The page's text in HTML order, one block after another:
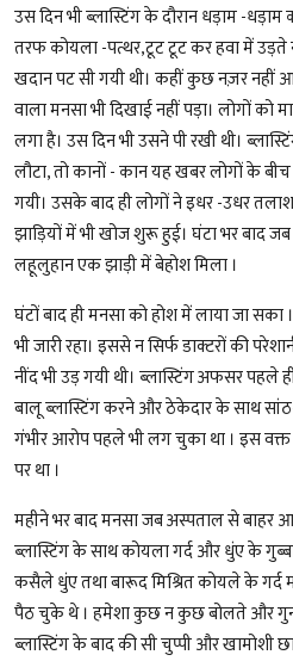
उस दिन भी ब्लास्टिंग के दौरान धड़ाम -
तरफ कोयला -पत्थर,टूट टूट कर हवा में
खदान पट सी गयी थी। कहीं कुछ नज़र नहीं
वाला मनसा भी दिखाई नहीं पड़ा। लोगों
लगा है। उस दिन भी उसने पी रखी थी।
लौटा, तो कानों - कान यह खबर लोगों के
गयी। उसके बाद ही लोगों ने इधर -उधर
झाड़ियों में भी खोज शुरू हुई। घंटा भर बाद
लहूलुहान एक झाड़ी में बेहोश मिला ।
घंटों बाद ही मनसा को होश में लाया जा
भी जारी रहा। इससे न सिर्फ डाक्टरों की
नींद भी उड़ गयी थी। ब्लास्टिंग अफसर पहले
बालू ब्लास्टिंग करने और ठेकेदार के साथ
गंभीर आरोप पहले भी लग चुका था । इस
पर था ।
महीने भर बाद मनसा जब अस्पताल से बाहर
ब्लास्टिंग के साथ कोयला गर्द और धुंए के
कसैले धुंए तथा बारूद मिश्रित कोयले के
पैठ चुके थे । हमेशा कुछ न कुछ बोलते और
ब्लास्टिंग के बाद की सी चुप्पी और खामोशी